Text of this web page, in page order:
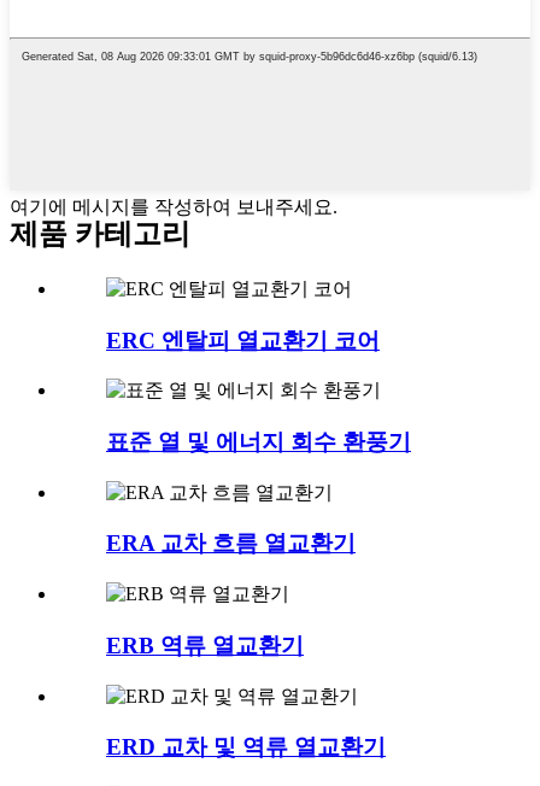
여기에 메시지를 작성하여 보내주세요.
제품 카테고리
ERC 엔탈피 열교환기 코어
표준 열 및 에너지 회수 환풍기
ERA 교차 흐름 열교환기
ERB 역류 열교환기
ERD 교차 및 역류 열교환기